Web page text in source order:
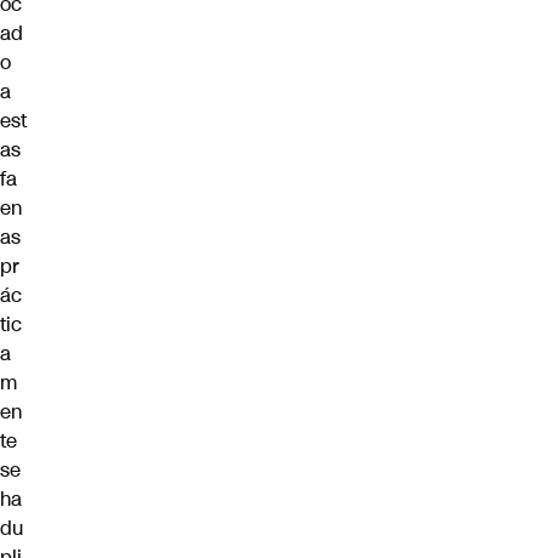
ad
o
a
est
as
fa
en
as
pr
ác
tic
a
m
en
te
se
ha
du